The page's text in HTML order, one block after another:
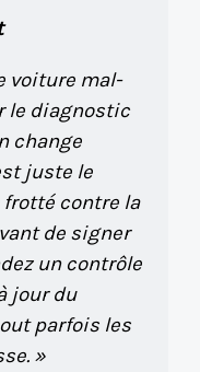
voiture mal-
le diagnostic
change
juste le
contre la
de signer
un contrôle
jour du
parfois les
»